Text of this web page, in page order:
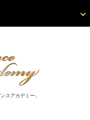
スアカデミー」